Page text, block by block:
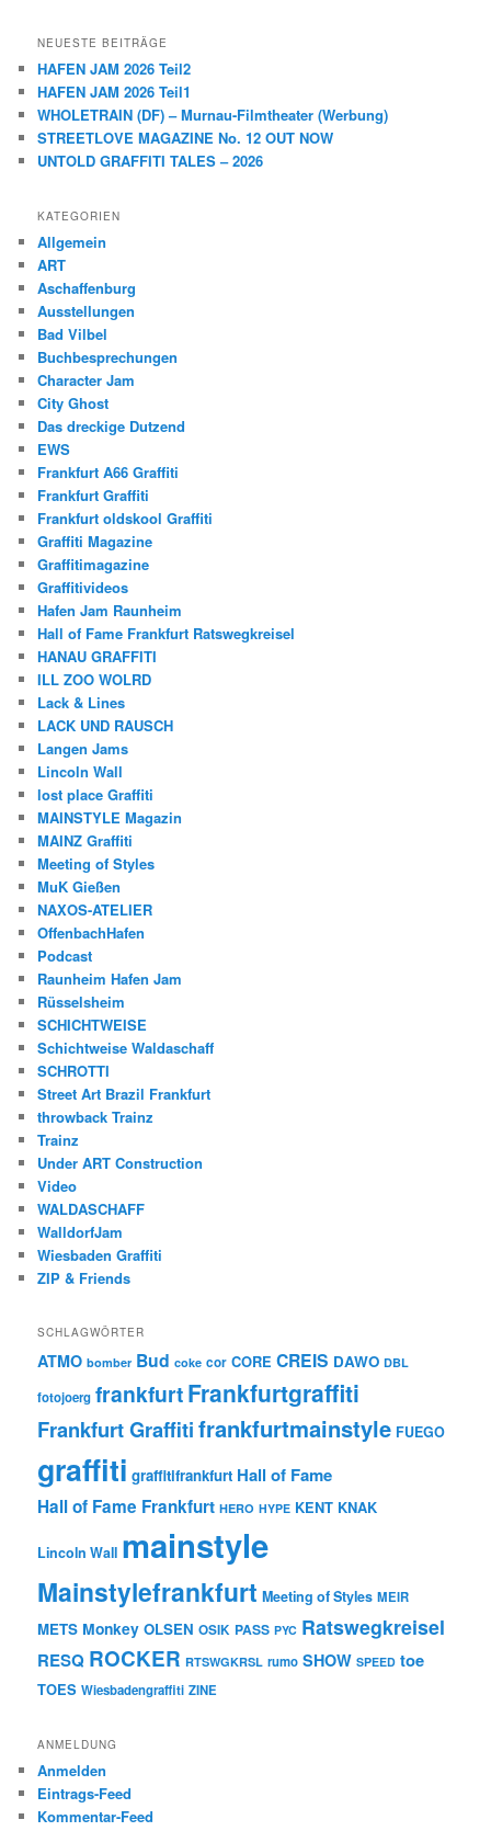
NEUESTE BEITRÄGE
HAFEN JAM 2026 Teil2
HAFEN JAM 2026 Teil1
WHOLETRAIN (DF) – Murnau-Filmtheater (Werbung)
STREETLOVE MAGAZINE No. 12 OUT NOW
UNTOLD GRAFFITI TALES – 2026
KATEGORIEN
Allgemein
ART
Aschaffenburg
Ausstellungen
Bad Vilbel
Buchbesprechungen
Character Jam
City Ghost
Das dreckige Dutzend
EWS
Frankfurt A66 Graffiti
Frankfurt Graffiti
Frankfurt oldskool Graffiti
Graffiti Magazine
Graffitimagazine
Graffitivideos
Hafen Jam Raunheim
Hall of Fame Frankfurt Ratswegkreisel
HANAU GRAFFITI
ILL ZOO WOLRD
Lack & Lines
LACK UND RAUSCH
Langen Jams
Lincoln Wall
lost place Graffiti
MAINSTYLE Magazin
MAINZ Graffiti
Meeting of Styles
MuK Gießen
NAXOS-ATELIER
OffenbachHafen
Podcast
Raunheim Hafen Jam
Rüsselsheim
SCHICHTWEISE
Schichtweise Waldaschaff
SCHROTTI
Street Art Brazil Frankfurt
throwback Trainz
Trainz
Under ART Construction
Video
WALDASCHAFF
WalldorfJam
Wiesbaden Graffiti
ZIP & Friends
SCHLAGWÖRTER
ATMO bomber Bud coke cor CORE CREIS DAWO DBL
fotojoerg frankfurtFrankfurtgraffiti
Frankfurt Graffitifrankfurtmainstyle FUEGO
graffiti graffitifrankfurt Hall of Fame
Hall of Fame Frankfurt HERO HYPE KENT KNAK
Lincoln Wall mainstyle
Mainstylefrankfurt Meeting of Styles MEIR
METS Monkey OLSEN OSIK PASS PYC Ratswegkreisel
RESQ ROCKER RTSWGKRSL rumo SHOW SPEED toe
TOES Wiesbadengraffiti ZINE
ANMELDUNG
Anmelden
Eintrags-Feed
Kommentar-Feed